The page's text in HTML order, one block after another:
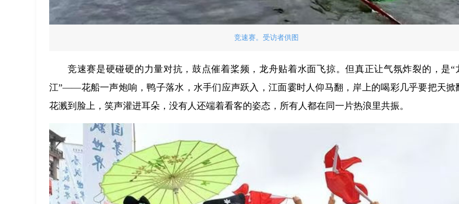
竞速赛。受访者供图
竞速赛是硬碰硬的力量对抗，鼓点催着桨频，龙舟贴着水面飞掠。但真正让气氛炸裂的，是“
江”——花船一声炮响，鸭子落水，水手们应声跃入，江面霎时人仰马翻，岸上的喝彩几乎要把天掀
花溅到脸上，笑声灌进耳朵，没有人还端着看客的姿态，所有人都在同一片热浪里共振。